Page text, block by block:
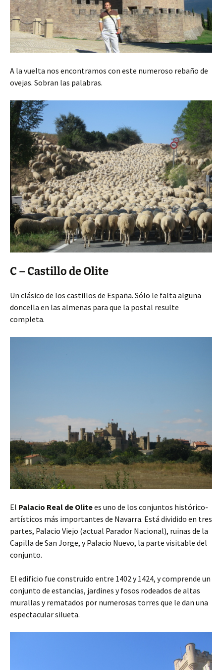
A la vuelta nos encontramos con este numeroso rebaño de
ovejas. Sobran las palabras.
C – Castillo de Olite
Un clásico de los castillos de España. Sólo le falta alguna
doncella en las almenas para que la postal resulte
completa.
El Palacio Real de Olitees uno de los conjuntos histórico-
artísticos más importantes de Navarra. Está dividido en tres
partes, Palacio Viejo (actual Parador Nacional), ruinas de la
Capilla de San Jorge, y Palacio Nuevo, la parte visitable del
conjunto.
El edificio fue construido entre 1402 y 1424, y comprende un
conjunto de estancias, jardines y fosos rodeados de altas
murallas y rematados por numerosas torres que le dan una
espectacular silueta.